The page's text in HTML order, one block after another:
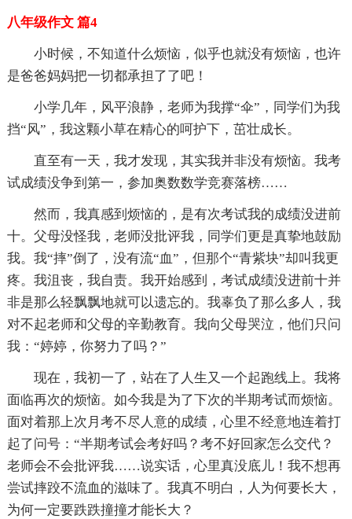
八年级作文 篇4
小时候，不知道什么烦恼，似乎也就没有烦恼，也许
是爸爸妈妈把一切都承担了了吧！
小学几年，风平浪静，老师为我撑“伞”，同学们为我
挡“风”，我这颗小草在精心的呵护下，茁壮成长。
直至有一天，我才发现，其实我并非没有烦恼。我考
试成绩没争到第一，参加奥数数学竞赛落榜……
然而，我真感到烦恼的，是有次考试我的成绩没进前
十。父母没怪我，老师没批评我，同学们更是真挚地鼓励
我。我“摔”倒了，没有流“血”，但那个“青紫块”却叫我更
疼。我沮丧，我自责。我开始感到，考试成绩没进前十并
非是那么轻飘飘地就可以遗忘的。我辜负了那么多人，我
对不起老师和父母的辛勤教育。我向父母哭泣，他们只问
我：“婷婷，你努力了吗？”
现在，我初一了，站在了人生又一个起跑线上。我将
面临再次的烦恼。如今我是为了下次的半期考试而烦恼。
面对着那上次月考不尽人意的成绩，心里不经意地连着打
起了问号：“半期考试会考好吗？考不好回家怎么交代？
老师会不会批评我……说实话，心里真没底儿！我不想再
尝试摔跤不流血的滋味了。我真不明白，人为何要长大，
为何一定要跌跌撞撞才能长大？